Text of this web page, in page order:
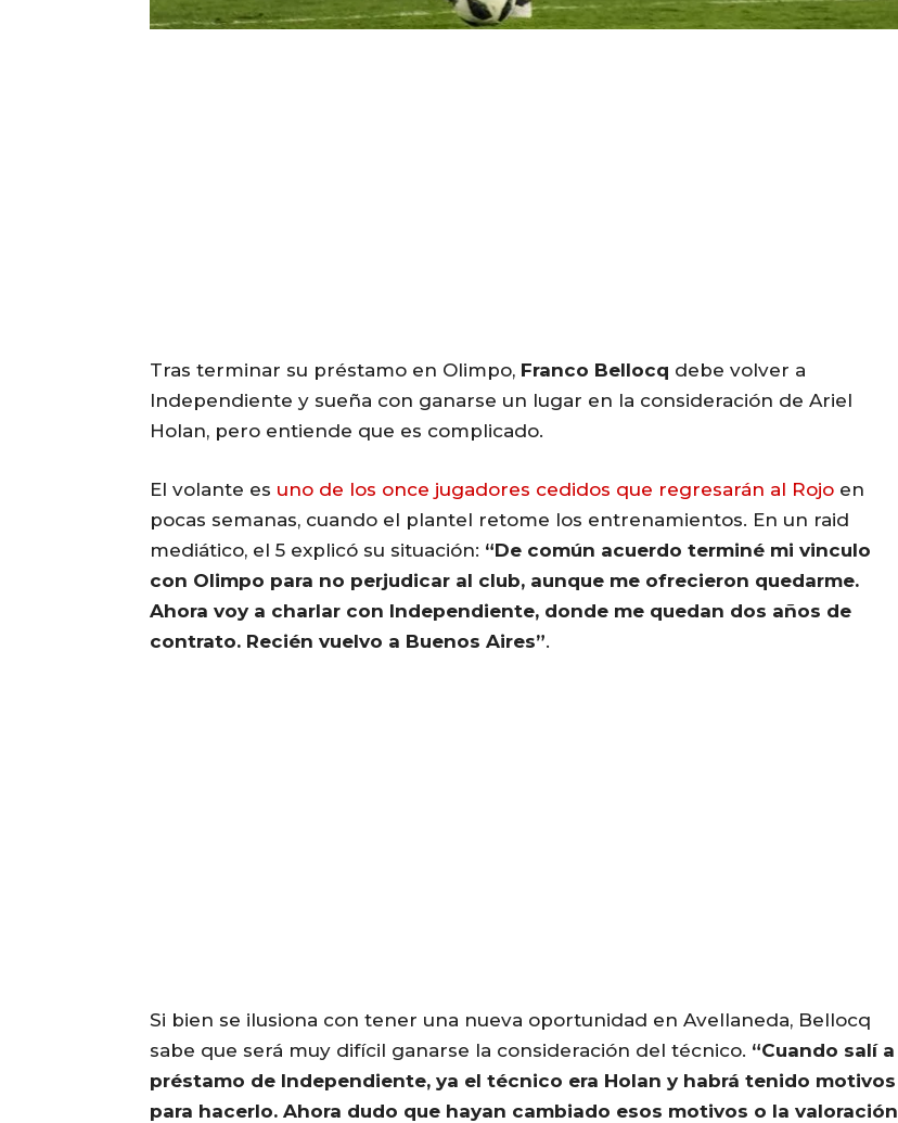
Tras terminar su préstamo en Olimpo, Franco Bellocq debe volver a
Independiente y sueña con ganarse un lugar en la consideración de Ariel
Holan, pero entiende que es complicado.
El volante es uno de los once jugadores cedidos que regresarán al Rojo en
pocas semanas, cuando el plantel retome los entrenamientos. En un raid
mediático, el 5 explicó su situación: “De común acuerdo terminé mi vinculo
con Olimpo para no perjudicar al club, aunque me ofrecieron quedarme.
Ahora voy a charlar con Independiente, donde me quedan dos años de
contrato. Recién vuelvo a Buenos Aires”.
Si bien se ilusiona con tener una nueva oportunidad en Avellaneda, Bellocq
sabe que será muy difícil ganarse la consideración del técnico. “Cuando salí a
préstamo de Independiente, ya el técnico era Holan y habrá tenido motivos
para hacerlo. Ahora dudo que hayan cambiado esos motivos o la valoración